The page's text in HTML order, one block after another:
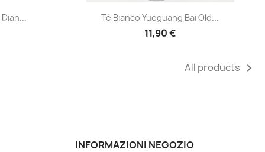
Anteprima
Tè Bianco Yueguang Bai Old...
11,90 €
All products 
INFORMAZIONI NEGOZIO